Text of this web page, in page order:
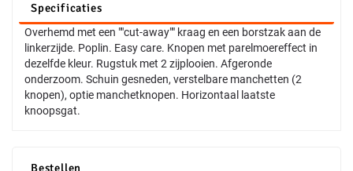
Specificaties
Overhemd met een ""cut-away"" kraag en een borstzak aan de
linkerzijde. Poplin. Easy care. Knopen met parelmoereffect in
dezelfde kleur. Rugstuk met 2 zijplooien. Afgeronde
onderzoom. Schuin gesneden, verstelbare manchetten (2
knopen), optie manchetknopen. Horizontaal laatste
knoopsgat.
Bestellen